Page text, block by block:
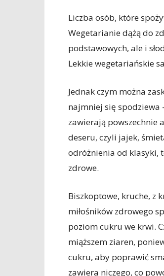
Liczba osób, które
Wegetarianie dążą do
podstawowych, ale i
Lekkie wegetariańskie
Jednak czym można
najmniej się spodziewa
zawierają powszechnie
deseru, czyli jajek,
odróżnienia od klasyki,
zdrowe.
Biszkoptowe, kruche, z
miłośników zdrowego
poziom cukru we krwi.
miąższem ziaren,
cukru, aby poprawić
zawiera niczego, co